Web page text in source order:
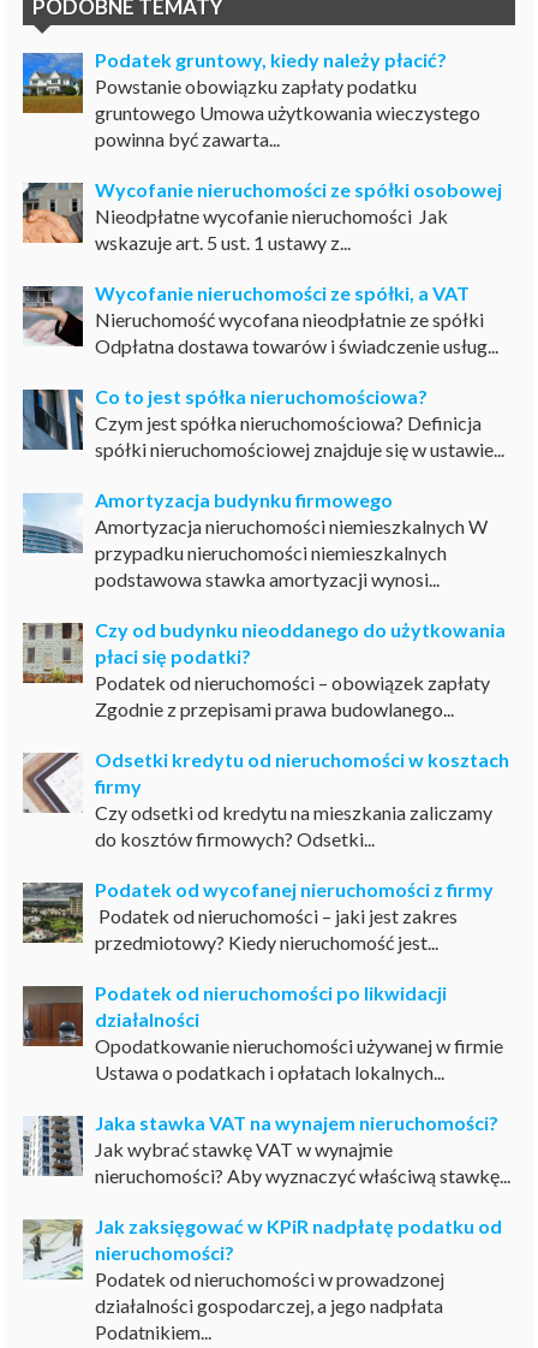
PODOBNE TEMATY
Podatek gruntowy, kiedy należy płacić?
Powstanie obowiązku zapłaty podatku
gruntowego Umowa użytkowania wieczystego
powinna być zawarta...
Wycofanie nieruchomości ze spółki osobowej
Nieodpłatne wycofanie nieruchomości Jak
wskazuje art. 5 ust. 1 ustawy z...
Wycofanie nieruchomości ze spółki, a VAT
Nieruchomość wycofana nieodpłatnie ze spółki
Odpłatna dostawa towarów i świadczenie usług...
Co to jest spółka nieruchomościowa?
Czym jest spółka nieruchomościowa? Definicja
spółki nieruchomościowej znajduje się w ustawie...
Amortyzacja budynku firmowego
Amortyzacja nieruchomości niemieszkalnych W
przypadku nieruchomości niemieszkalnych
podstawowa stawka amortyzacji wynosi...
Czy od budynku nieoddanego do użytkowania
płaci się podatki?
Podatek od nieruchomości – obowiązek zapłaty
Zgodnie z przepisami prawa budowlanego...
Odsetki kredytu od nieruchomości w kosztach
firmy
Czy odsetki od kredytu na mieszkania zaliczamy
do kosztów firmowych? Odsetki...
Podatek od wycofanej nieruchomości z firmy
Podatek od nieruchomości – jaki jest zakres
przedmiotowy? Kiedy nieruchomość jest...
Podatek od nieruchomości po likwidacji
działalności
Opodatkowanie nieruchomości używanej w firmie
Ustawa o podatkach i opłatach lokalnych...
Jaka stawka VAT na wynajem nieruchomości?
Jak wybrać stawkę VAT w wynajmie
nieruchomości? Aby wyznaczyć właściwą stawkę...
Jak zaksięgować w KPiR nadpłatę podatku od
nieruchomości?
Podatek od nieruchomości w prowadzonej
działalności gospodarczej, a jego nadpłata
Podatnikiem...